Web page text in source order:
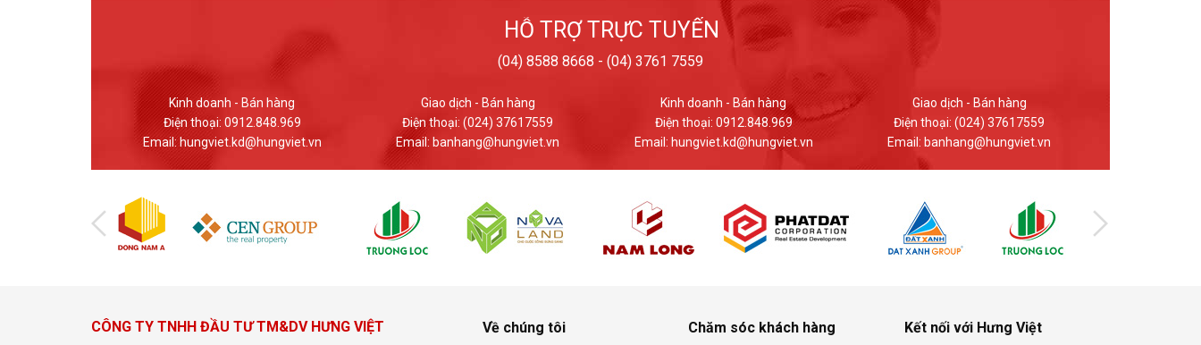
HỖ TRỢ TRỰC TUYẾN
(04) 8588 8668 - (04) 3761 7559
Giao dịch - Bán hàng
Điện thoại: (024) 37617559
Email: banhang@hungviet.vn
Kinh doanh - Bán hàng
Điện thoại: 0912.848.969
Email: hungviet.kd@hungviet.vn
Giao dịch - Bán hàng
Điện thoại: (024) 37617559
Email: banhang@hungviet.vn
Kinh doanh - Bán hàng
Điện thoại: 0912.848.969
Email: hungviet.kd@hungviet.vn
CÔNG TY TNHH ĐẦU TƯ TM&DV HƯNG VIỆT Về chúng tôi Chăm sóc khách hàng Kết nối với Hưng Việt